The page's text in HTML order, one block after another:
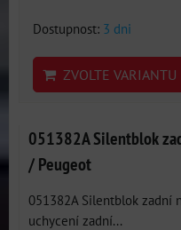
Dostupnost: 3 dni
ZVOLTE VARIANTU
051382A Silentblok
/ Peugeot
051382A Silentblok zadní
uchycení zadní...